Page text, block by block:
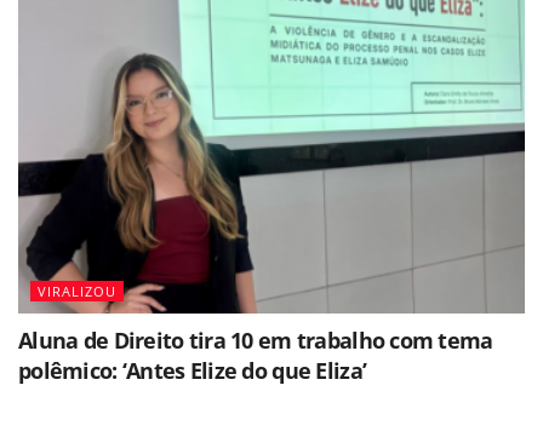
VIRALIZOU
Aluna de Direito tira 10 em trabalho com tema
polêmico: ‘Antes Elize do que Eliza’